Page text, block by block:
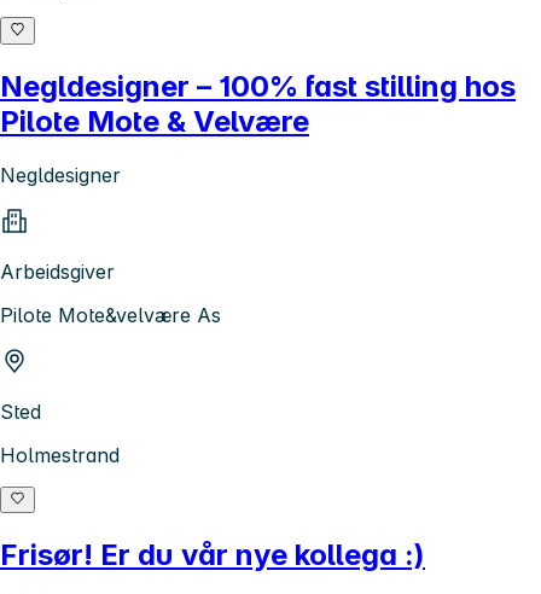
Negldesigner – 100% fast stilling hos
Pilote Mote & Velvære
Negldesigner
Arbeidsgiver
Pilote Mote&velvære As
Sted
Holmestrand
Frisør! Er du vår nye kollega :)